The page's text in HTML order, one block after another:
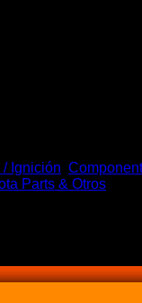
Ignición
Parts & Otros